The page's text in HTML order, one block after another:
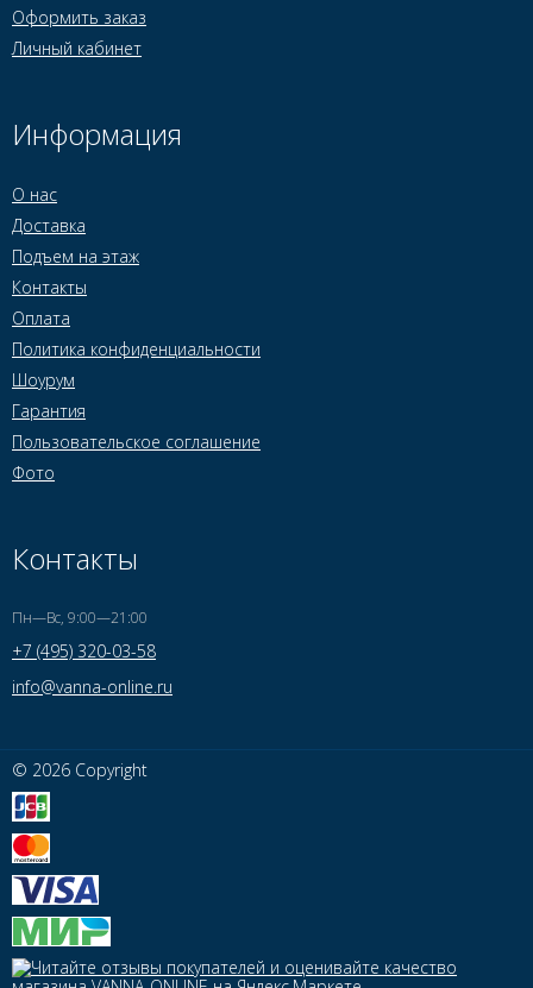
Оформить заказ
Личный кабинет
Информация
О нас
Доставка
Подъем на этаж
Контакты
Оплата
Политика конфиденциальности
Шоурум
Гарантия
Пользовательское соглашение
Фото
Контакты
Пн—Вс, 9:00—21:00
+7 (495) 320-03-58
info@vanna-online.ru
© 2026 Copyright